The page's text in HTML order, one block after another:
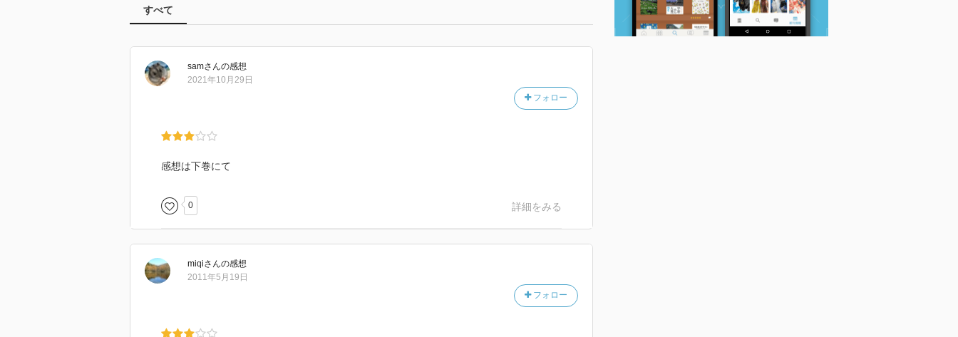
すべて
samさんの感想
フォロー
2021年10月29日
感想は下巻にて
0 詳細をみる
miqiさんの感想
フォロー
2011年5月19日